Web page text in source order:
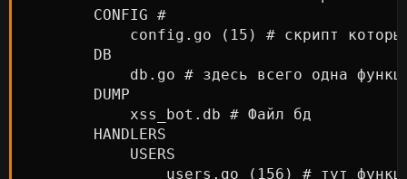
        CONFIG #
config.go (15) # скрипт
        DB
db.go # здесь всего одна
        DUMP
            xss_bot.db # Файл бд
        HANDLERS
            USERS
users.go (156) # тут